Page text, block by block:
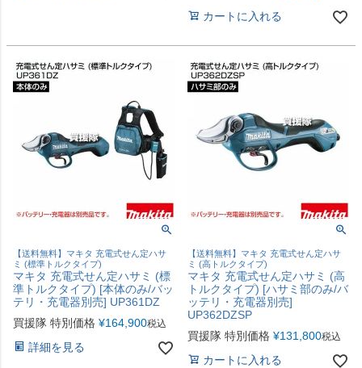
カートに入れる
【送料無料】マキタ 充電式せん定ハサ
ミ (標準トルクタイプ)
マキタ 充電式せん定ハサミ (標
準トルクタイプ) [本体のみ/バッ
テリ・充電器別売] UP361DZ
買援隊 特別価格 ¥164,900税込
詳細を見る
【送料無料】マキタ 充電式せん定ハサ
ミ (高トルクタイプ)
マキタ 充電式せん定ハサミ (高
トルクタイプ) [ハサミ部のみ/バ
ッテリ・充電器別売]
UP362DZSP
買援隊 特別価格 ¥131,800税込
カートに入れる